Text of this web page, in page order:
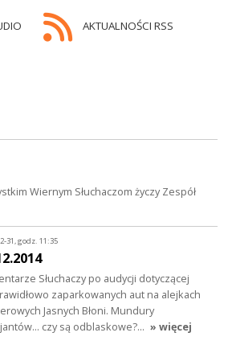
AKTUALNOŚCI RSS
Wiernym Słuchaczom życzy Zespół
31, godz. 11:35
Słuchaczy po audycji dotyczącej
zaparkowanych aut na alejkach
Jasnych Błoni. Mundury
czy są odblaskowe?… » więcej